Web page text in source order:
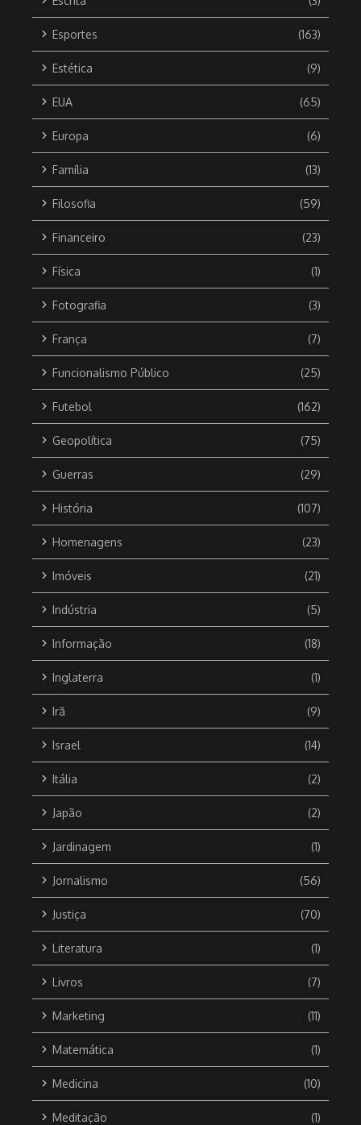
Esportes (163)
Estética (9)
EUA (65)
Europa (6)
Família (13)
Filosofia (59)
Financeiro (23)
Física (1)
Fotografia (3)
França (7)
Funcionalismo Público (25)
Futebol (162)
Geopolítica (75)
Guerras (29)
História (107)
Homenagens (23)
Imóveis (21)
Indústria (5)
Informação (18)
Inglaterra (1)
Irã (9)
Israel (14)
Itália (2)
Japão (2)
Jardinagem (1)
Jornalismo (56)
Justiça (70)
Literatura (1)
Livros (7)
Marketing (11)
Matemática (1)
Medicina (10)
Meditação (1)